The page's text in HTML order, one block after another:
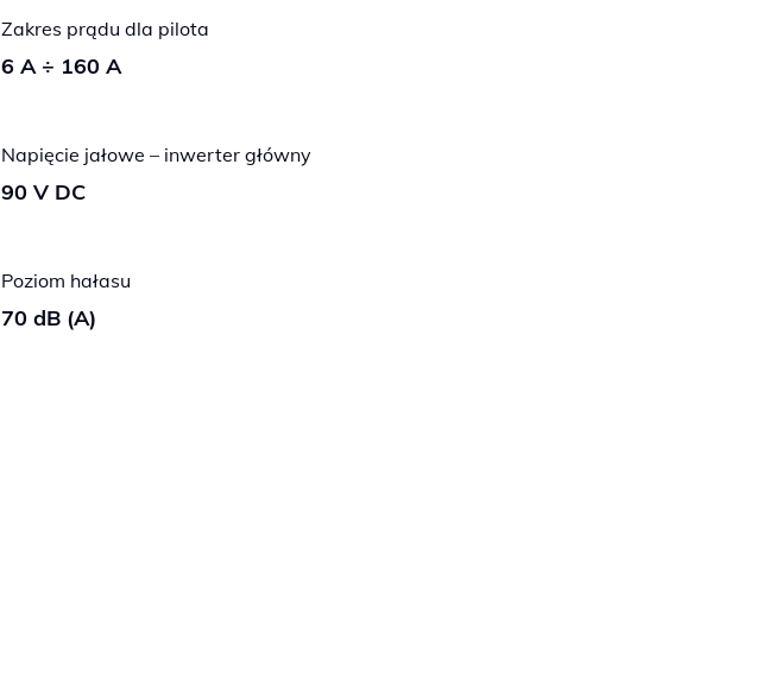
Zakres prądu dla pilota
6 A ÷ 160 A
Napięcie jałowe – inwerter główny
90 V DC
Poziom hałasu
70 dB (A)